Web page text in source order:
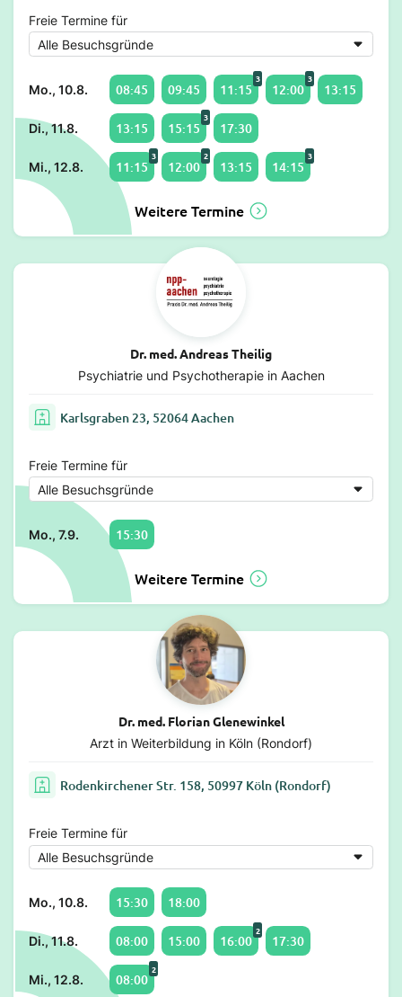
Freie Termine für
Mo., 10.8. 08:45 09:45 11:15
3
12:00
3
13:15
Di., 11.8. 13:15 15:15
3
17:30
Mi., 12.8. 11:15
3
12:00
2
13:15 14:15
3
Weitere Termine
Dr. med. Andreas Theilig
Psychiatrie und Psychotherapie in Aachen
Karlsgraben 23, 52064 Aachen
Freie Termine für
Mo., 7.9. 15:30
Weitere Termine
Dr. med. Florian Glenewinkel
Arzt in Weiterbildung in Köln (Rondorf)
Rodenkirchener Str. 158, 50997 Köln (Rondorf)
Freie Termine für
Mo., 10.8. 15:30 18:00
Di., 11.8. 08:00 15:00 16:00
2
17:30
Mi., 12.8. 08:00
2